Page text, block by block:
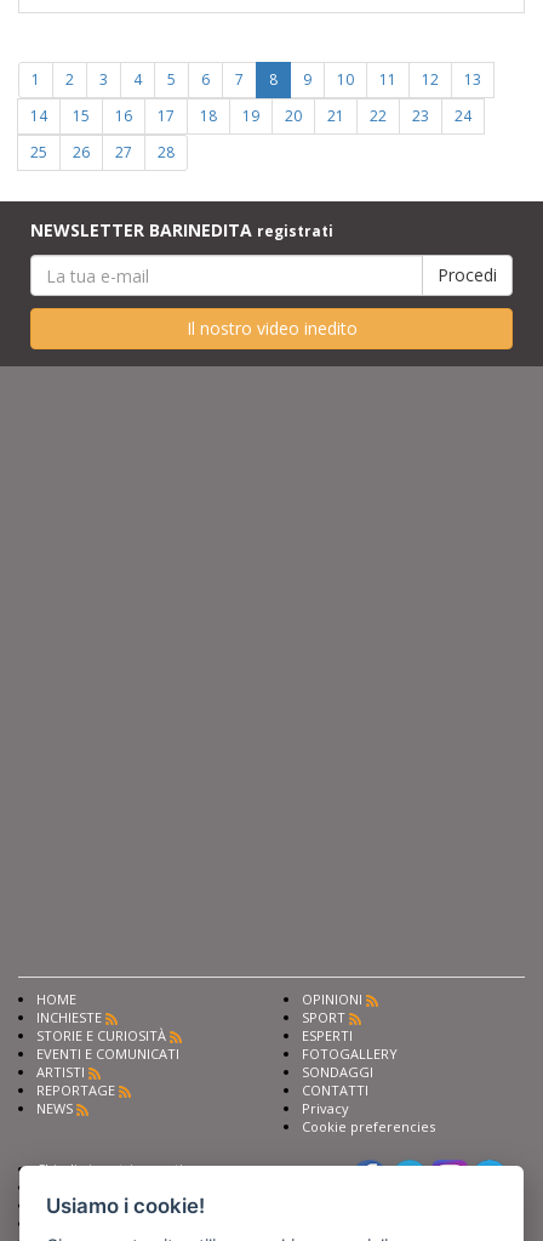
1 2 3 4 5 6 7 8 9 10 11 12
13
14
15 16 17 18 19 20 21 22 23
24
25
26 27 28
NEWSLETTER BARINEDITA registrati
Il nostro video inedito
HOME
INCHIESTE
STORIE E CURIOSITÀ
EVENTI E COMUNICATI
ARTISTI
REPORTAGE
NEWS
OPINIONI
SPORT
ESPERTI
FOTOGALLERY
SONDAGGI
CONTATTI
Privacy
Cookie preferencies
Chiedi ai nostri esperti
Fai pubblicità con noi
Usiamo i cookie!